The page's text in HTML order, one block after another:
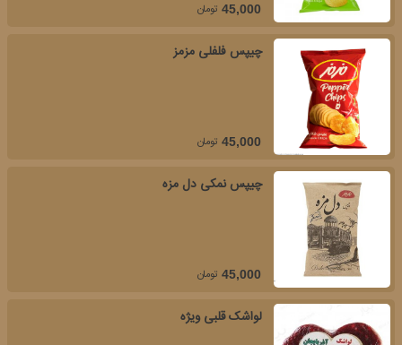
45,000 تومان
چیپس فلفلی مزمز
45,000 تومان
چیپس نمکی دل مزه
45,000 تومان
لواشک قلبی ویژه